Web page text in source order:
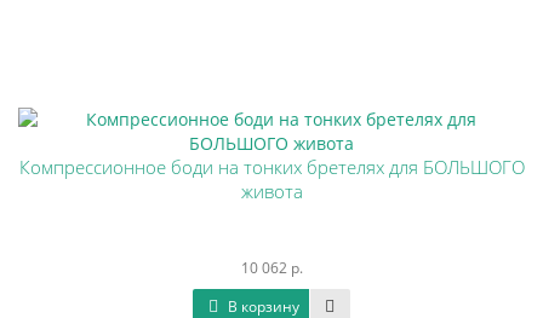
Компрессионное боди на тонких бретелях для БОЛЬШОГО
живота
10 062 р.
В корзину